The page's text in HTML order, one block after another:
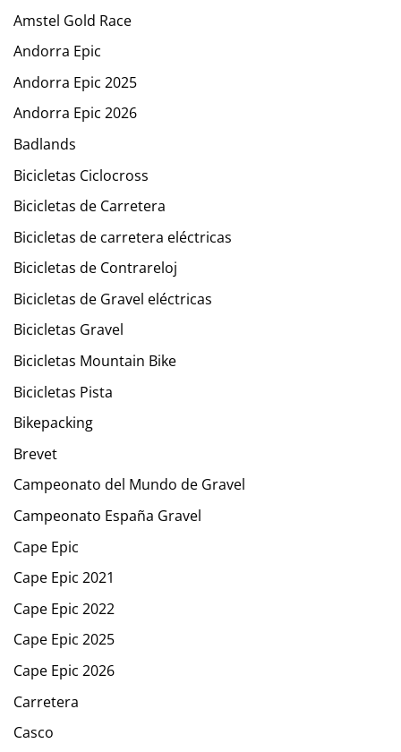
Amstel Gold Race
Andorra Epic
Andorra Epic 2025
Andorra Epic 2026
Badlands
Bicicletas Ciclocross
Bicicletas de Carretera
Bicicletas de carretera eléctricas
Bicicletas de Contrareloj
Bicicletas de Gravel eléctricas
Bicicletas Gravel
Bicicletas Mountain Bike
Bicicletas Pista
Bikepacking
Brevet
Campeonato del Mundo de Gravel
Campeonato España Gravel
Cape Epic
Cape Epic 2021
Cape Epic 2022
Cape Epic 2025
Cape Epic 2026
Carretera
Casco